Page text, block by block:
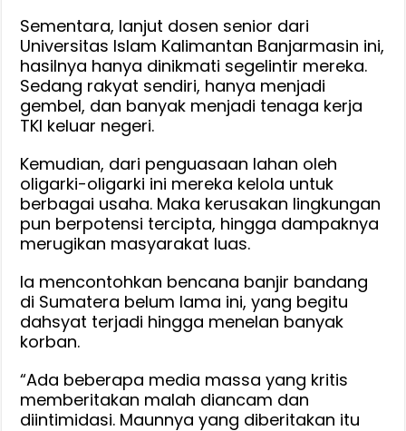
Sementara, lanjut dosen senior dari
Universitas Islam Kalimantan Banjarmasin ini,
hasilnya hanya dinikmati segelintir mereka.
Sedang rakyat sendiri, hanya menjadi
gembel, dan banyak menjadi tenaga kerja
TKI keluar negeri.
Kemudian, dari penguasaan lahan oleh
oligarki-oligarki ini mereka kelola untuk
berbagai usaha. Maka kerusakan lingkungan
pun berpotensi tercipta, hingga dampaknya
merugikan masyarakat luas.
Ia mencontohkan bencana banjir bandang
di Sumatera belum lama ini, yang begitu
dahsyat terjadi hingga menelan banyak
korban.
“Ada beberapa media massa yang kritis
memberitakan malah diancam dan
diintimidasi. Maunnya yang diberitakan itu